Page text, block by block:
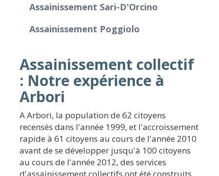
Assainissement Sari-D'Orcino
Assainissement Poggiolo
Assainissement collectif
: Notre expérience à
Arbori
A Arbori, la population de 62 citoyens
recensés dans l'année 1999, et l'accroissement
rapide à 61 citoyens au cours de l'année 2010
avant de se développer jusqu'à 100 citoyens
au cours de l'année 2012, des services